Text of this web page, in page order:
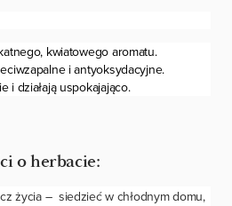
kwiatowego aromatu.
i antyoksydacyjne.
i działają uspokajająco.
o herbacie:
życia – siedzieć w chłodnym domu,